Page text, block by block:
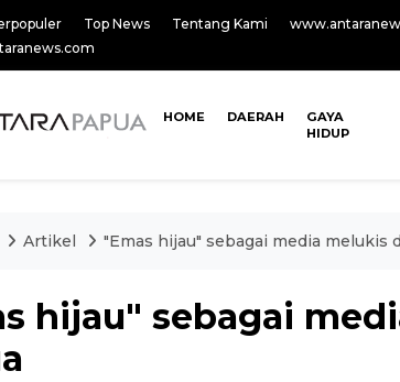
Top News Tentang Kami
HOME DAERAH
GAYA
HIDUP
Artikel "Emas hijau" sebagai media melukis
hijau" sebagai